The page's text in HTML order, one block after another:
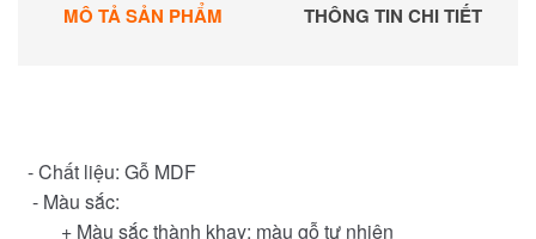
MÔ TẢ SẢN PHẨM THÔNG TIN CHI TIẾT
- Chất liệu: Gỗ MDF
- Màu sắc:
+ Màu sắc thành khay: màu gỗ tự nhiên